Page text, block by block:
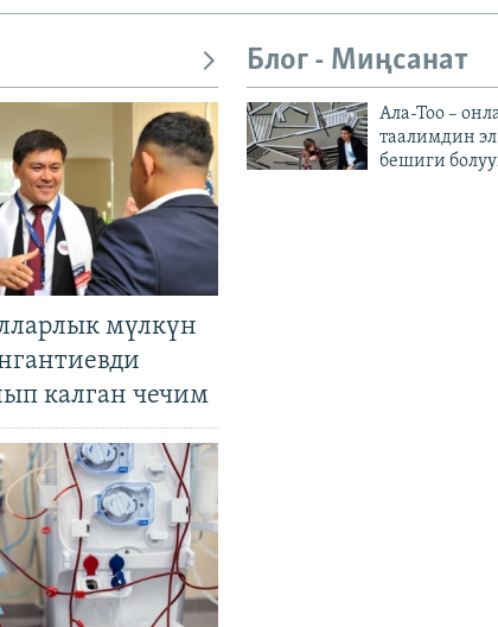
мүлкүн
калган чечим
Блог - Миңсанат
Ала-Тоо –
таалимдин
бешиги